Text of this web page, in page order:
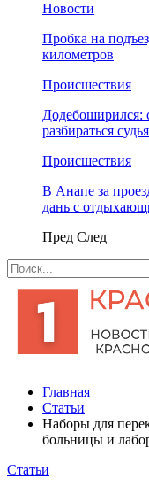
Новости
Пробка на
километров
Происшествия
Додебоширился:
разбираться
Происшествия
В Анапе за
дань с
Пред След
Главная
Статьи
Наборы для
больницы и
Статьи